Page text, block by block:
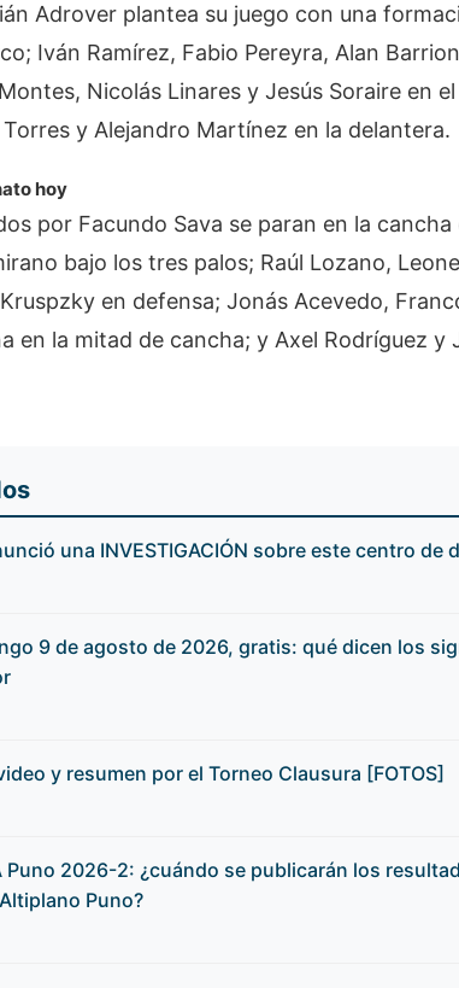
Adrover plantea su juego con una
Iván Ramírez, Fabio Pereyra, Alan
Nicolás Linares y Jesús Soraire en
y Alejandro Martínez en la delantera.
hoy
por Facundo Sava se paran en la
bajo los tres palos; Raúl Lozano,
en defensa; Jonás Acevedo,
en la mitad de cancha; y Axel Rodríguez y
una INVESTIGACIÓN sobre este centro de
9 de agosto de 2026, gratis: qué dicen los
y resumen por el Torneo Clausura [FOTOS]
Puno 2026-2: ¿cuándo se publicarán los
Puno?